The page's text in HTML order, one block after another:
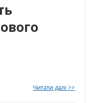
Читати далі >>